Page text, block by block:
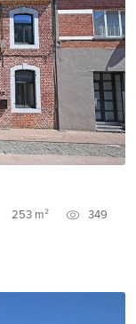
253 m² 349